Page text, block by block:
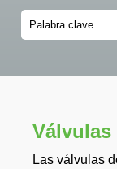
Las válvulas